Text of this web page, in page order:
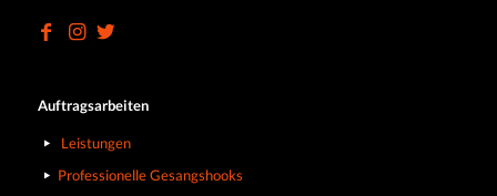
Auftragsarbeiten
Leistungen
Professionelle Gesangshooks